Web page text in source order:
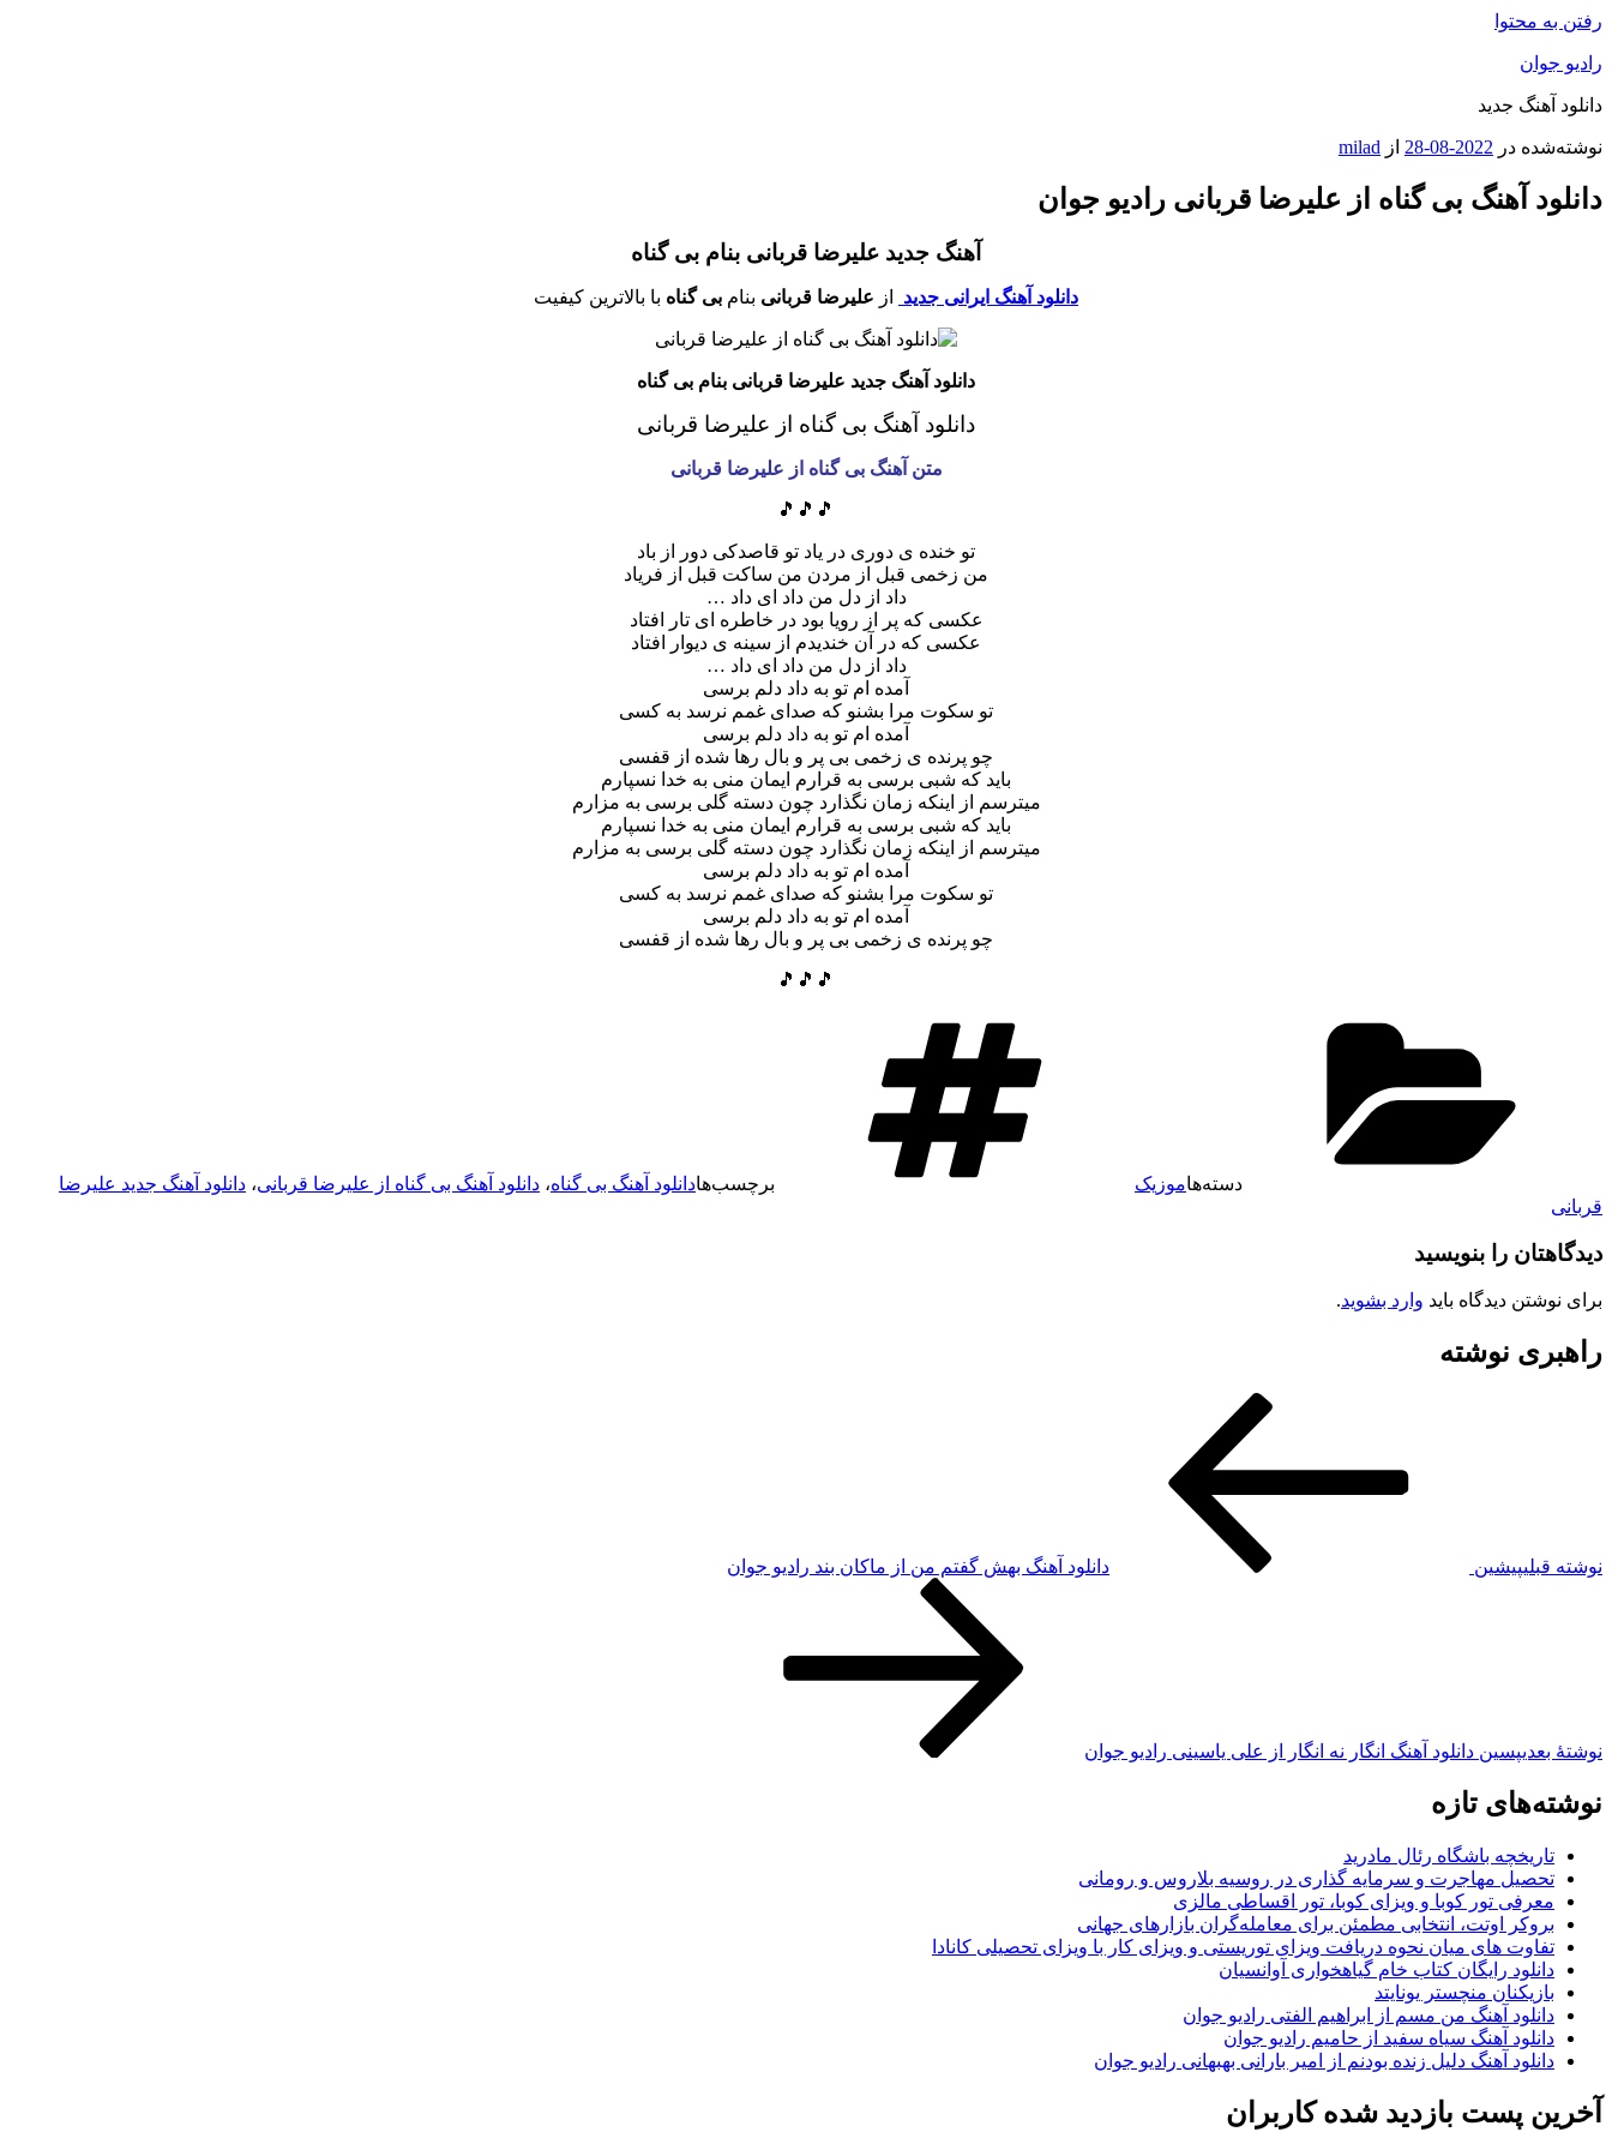
رفتن به محتوا
رادیو جوان
دانلود آهنگ جدید
نوشته‌شده در 2022-08-28 از milad
دانلود آهنگ بی گناه از علیرضا قربانی رادیو جوان
آهنگ جدید علیرضا قربانی بنام بی گناه
دانلود آهنگ ایرانی جدید از علیرضا قربانی بنام بی گناه با بالاترین کیفیت
دانلود آهنگ جدید علیرضا قربانی بنام بی گناه
دانلود آهنگ بی گناه از علیرضا قربانی
متن آهنگ بی گناه از علیرضا قربانی
🎵🎵🎵
تو خنده ی دوری در یاد تو قاصدکی دور از باد
من زخمی قبل از مردن من ساکت قبل از فریاد
داد از دل من داد ای داد …
عکسی که پر از رویا بود در خاطره ای تار افتاد
عکسی که در آن خندیدم از سینه ی دیوار افتاد
داد از دل من داد ای داد …
آمده ام تو به داد دلم برسی
تو سکوت مرا بشنو که صدای غمم نرسد به کسی
آمده ام تو به داد دلم برسی
چو پرنده ی زخمی بی پر و بال رها شده از قفسی
باید که شبی برسی به قرارم ایمان منی به خدا نسپارم
میترسم از اینکه زمان نگذارد چون دسته گلی برسی به مزارم
باید که شبی برسی به قرارم ایمان منی به خدا نسپارم
میترسم از اینکه زمان نگذارد چون دسته گلی برسی به مزارم
آمده ام تو به داد دلم برسی
تو سکوت مرا بشنو که صدای غمم نرسد به کسی
آمده ام تو به داد دلم برسی
چو پرنده ی زخمی بی پر و بال رها شده از قفسی
🎵🎵🎵
دسته‌هاموزیک برچسب‌هادانلود آهنگ بی گناه، دانلود آهنگ بی گناه از علیرضا قربانی، دانلود آهنگ جدید علیرضا
قربانی
دیدگاهتان را بنویسید
برای نوشتن دیدگاه باید وارد بشوید.
راهبری نوشته
نوشته قبلیپیشین دانلود آهنگ بهش گفتم من از ماکان بند رادیو جوان
نوشته‌ٔ بعدیپسین دانلود آهنگ انگار نه انگار از علی یاسینی رادیو جوان
نوشته‌های تازه
تاریخچه باشگاه رئال مادرید
تحصیل مهاجرت و سرمایه گذاری در روسیه بلاروس و رومانی
معرفی تور کوبا و ویزای کوبا، تور اقساطی مالزی
بروکر اوتت، انتخابی مطمئن برای معامله‌گران بازارهای جهانی
تفاوت های میان نحوه دریافت ویزای توریستی و ویزای کار با ویزای تحصیلی کانادا
دانلود رایگان کتاب خام گیاهخواری آوانسیان
بازیکنان منچستر یونایتد
دانلود آهنگ من مسم از ابراهیم الفتی رادیو جوان
دانلود آهنگ سیاه سفید از حامیم رادیو جوان
دانلود آهنگ دلیل زنده بودنم از امیر بارانی بهبهانی رادیو جوان
آخرین پست بازدید شده کاربران